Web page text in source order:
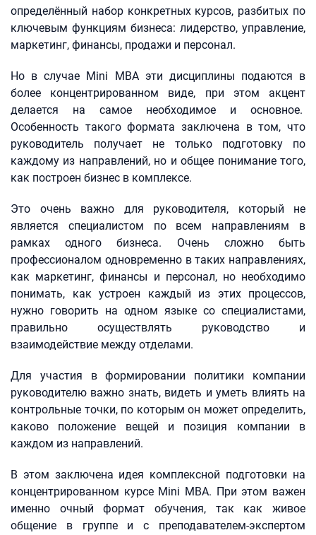
определённый набор конкретных курсов, разбитых по
ключевым функциям бизнеса: лидерство, управление,
маркетинг, финансы, продажи и персонал.
Но в случае Mini MBA эти дисциплины подаются в
более концентрированном виде, при этом акцент
делается на самое необходимое и основное.
Особенность такого формата заключена в том, что
руководитель получает не только подготовку по
каждому из направлений, но и общее понимание того,
как построен бизнес в комплексе.
Это очень важно для руководителя, который не
является специалистом по всем направлениям в
рамках одного бизнеса. Очень сложно быть
профессионалом одновременно в таких направлениях,
как маркетинг, финансы и персонал, но необходимо
понимать, как устроен каждый из этих процессов,
нужно говорить на одном языке со специалистами,
правильно осуществлять руководство и
взаимодействие между отделами.
Для участия в формировании политики компании
руководителю важно знать, видеть и уметь влиять на
контрольные точки, по которым он может определить,
каково положение вещей и позиция компании в
каждом из направлений.
В этом заключена идея комплексной подготовки на
концентрированном курсе Mini MBA. При этом важен
именно очный формат обучения, так как живое
общение в группе и с преподавателем-экспертом